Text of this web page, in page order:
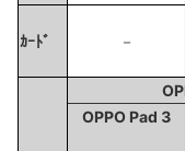
ｶｰﾄﾞ －
OPPO Pad 3